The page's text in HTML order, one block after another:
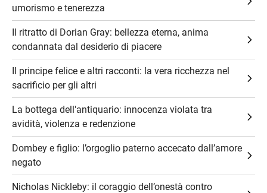
umorismo e tenerezza
Il ritratto di Dorian Gray: bellezza eterna, anima
condannata dal desiderio di piacere
Il principe felice e altri racconti: la vera ricchezza nel
sacrificio per gli altri
La bottega dell'antiquario: innocenza violata tra
avidità, violenza e redenzione
Dombey e figlio: l’orgoglio paterno accecato dall’amore
negato
Nicholas Nickleby: il coraggio dell’onestà contro